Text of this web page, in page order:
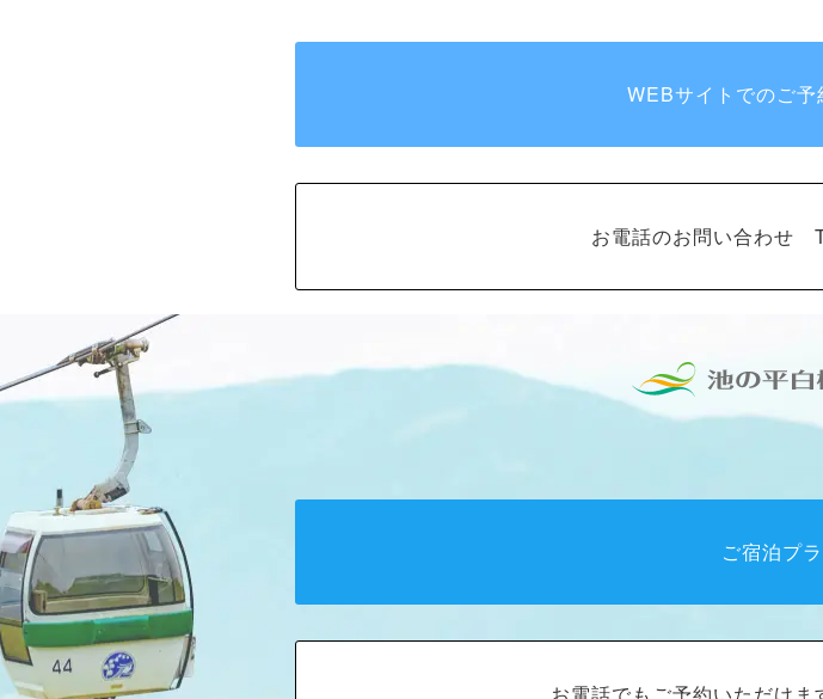
WEBサイトでのご
お電話のお問い合わせ
ご宿泊プ